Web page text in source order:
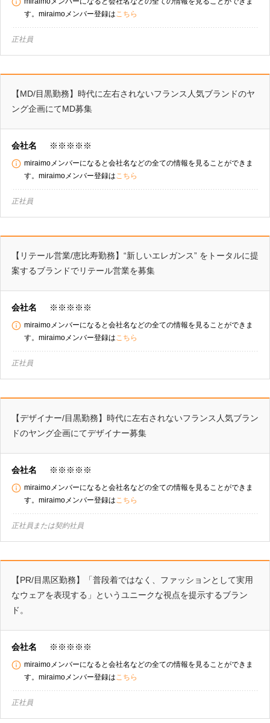
す。miraimoメンバー登録は こちら
正社員
【MD/目黒勤務】時代に左右されないフランス人気ブランドのヤ
ング企画にてMD募集
会社名 ※※※※※
miraimoメンバーになると会社名などの全ての情報を見ることができま
す。miraimoメンバー登録はこちら
正社員
【リテール営業/恵比寿勤務】“新しいエレガンス” をトータルに提
案するブランドでリテール営業を募集
会社名 ※※※※※
miraimoメンバーになると会社名などの全ての情報を見ることができま
す。miraimoメンバー登録はこちら
正社員
【デザイナー/目黒勤務】時代に左右されないフランス人気ブラン
ドのヤング企画にてデザイナー募集
会社名 ※※※※※
miraimoメンバーになると会社名などの全ての情報を見ることができま
す。miraimoメンバー登録はこちら
正社員または契約社員
【PR/目黒区勤務】「普段着ではなく、ファッションとして実用
なウェアを表現する」というユニークな視点を提示するブラン
ド。
会社名 ※※※※※
miraimoメンバーになると会社名などの全ての情報を見ることができま
す。miraimoメンバー登録はこちら
正社員